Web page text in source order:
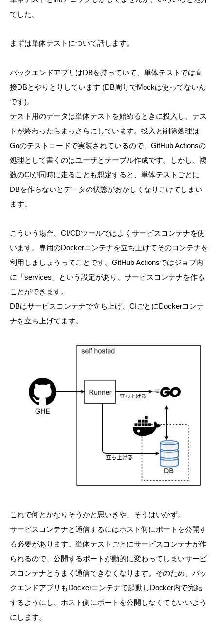
でした。
まずは単体テストについて話します。
バックエンドアプリはDBを持っていて、単体テストでは直
接DBとやりとりしています (DB周りでMockは使ってないん
です)。
テスト用のデータは単体テストを始めるときに投入し、テス
トが終わったらまっさらにしています。投入と削除処理は
Goのテストコードで実装されているので、GitHub Actionsの
処理として書くのはユーザとテーブル作成です。しかし、複
数のCIが同時に走ることも想定すると、単体テストごとに
DBを作らないとデータの状態がおかしくなりこけてしまい
ます。
こういう場合、CI/CDツールではよくサービスコンテナを使
います。専用のDockerコンテナを立ち上げてそのコンテナを
利用しましょうってことです。GitHub Actionsではジョブ内
に「services」という設定があり、サービスコンテナを作る
ことができます。
DBはサービスコンテナで立ち上げ、CIごとにDockerコンテ
ナを立ち上げてます。
これで何とかなりそうかと思いきや、そうはいかず。
サービスコンテナと通信するにはホスト側にポートを公開す
る必要があります。単体テストごとにサービスコンテナが作
られるので、公開するポートが動的に変わってしまいサービ
スコンテナとうまく通信できなくなります。そのため、バッ
クエンドアプリもDockerコンテナで起動しDocker内で完結
するようにし、ホスト側にポートを公開しなくてもいいよう
にします。